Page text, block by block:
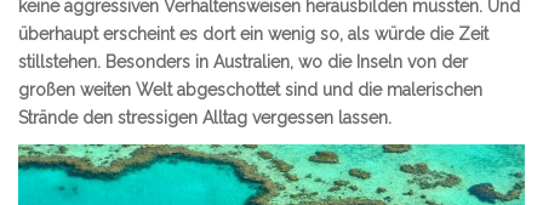
keine aggressiven Verhaltensweisen herausbilden mussten. Und
überhaupt erscheint es dort ein wenig so, als würde die Zeit
stillstehen. Besonders in Australien, wo die Inseln von der
großen weiten Welt abgeschottet sind und die malerischen
Strände den stressigen Alltag vergessen lassen.